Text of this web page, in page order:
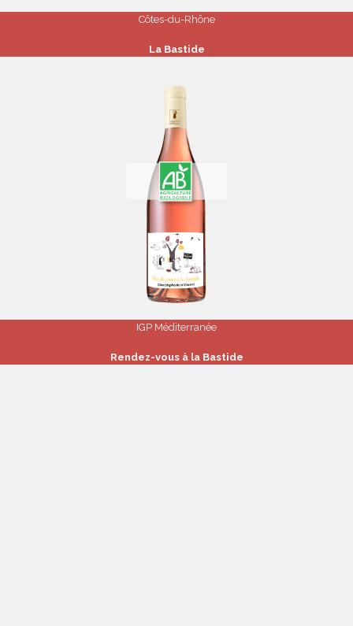
Côtes-du-Rhône
La Bastide
IGP Méditerranée
Rendez-vous à la Bastide